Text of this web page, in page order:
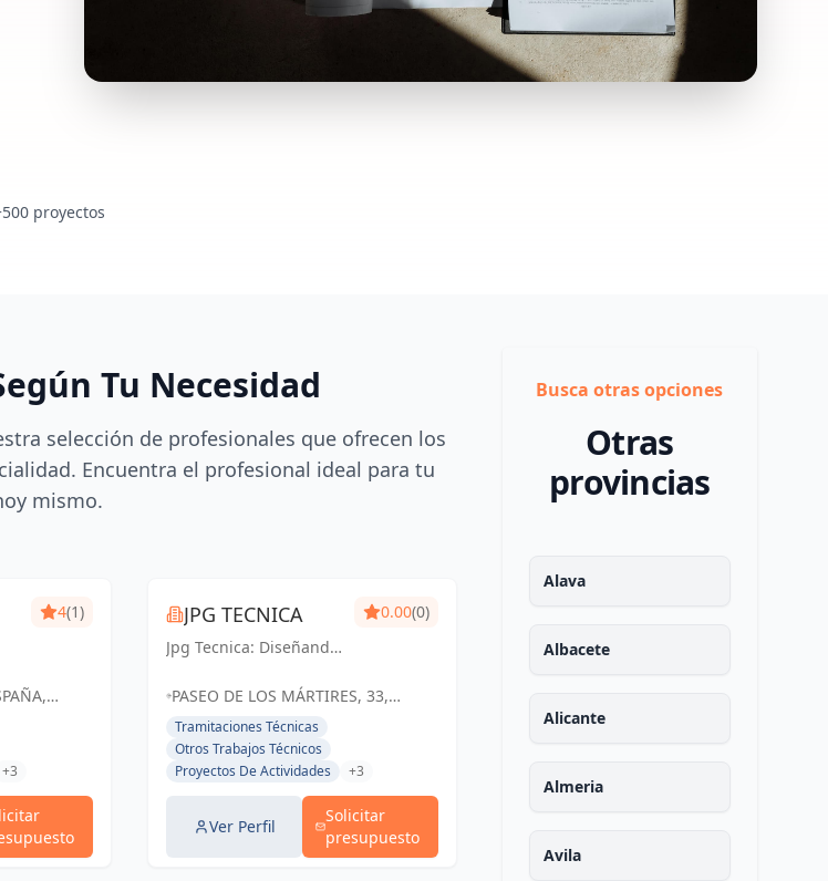
proyectos
Tu Necesidad
selección de profesionales que ofrecen los
Encuentra el profesional ideal para tu
mismo.
4(1)
+3
JPG TECNICA
Jpg Tecnica: Diseñando
en Socuéllamos y
arquitectura cobra vida
0.00(0)
PASEO DE LOS MÁRTIRES, 33,
BLOQUE I 2OC, 13630
SOCUÉLLAMOS, CIUDAD REAL,
ESPAÑA, España
Tramitaciones Técnicas
Otros Trabajos Técnicos
Proyectos De Actividades
+3
Ver Perfil
Solicitar
presupuesto
Diseño que inspira,
REAL, ESPAÑA, España
Tramitaciones Técnicas
Busca otras opciones
Otras
provincias
Alava
Albacete
Alicante
Almeria
Avila